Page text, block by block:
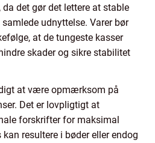
det gør det lettere at stable
udnyttelse. Varer bør
at de tungeste kasser
skader og sikre stabilitet
at være opmærksom på
Det er lovpligtigt at
forskrifter for maksimal
resultere i bøder eller endog